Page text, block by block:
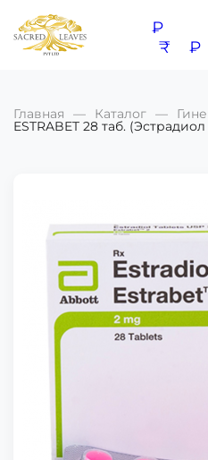
₽
₹
₽
Главная Каталог
ESTRABET 28 таб.